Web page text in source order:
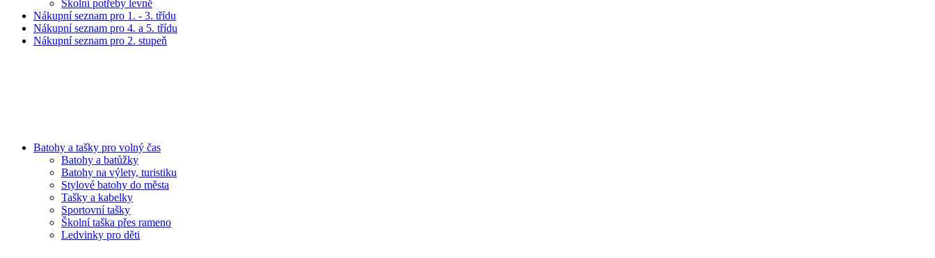
Školní potřeby levně
Nákupní seznam pro 1. - 3. třídu
Nákupní seznam pro 4. a 5. třídu
Nákupní seznam pro 2. stupeň
Batohy a tašky pro volný čas
Batohy a batůžky
Batohy na výlety, turistiku
Stylové batohy do města
Tašky a kabelky
Sportovní tašky
Školní taška přes rameno
Ledvinky pro děti